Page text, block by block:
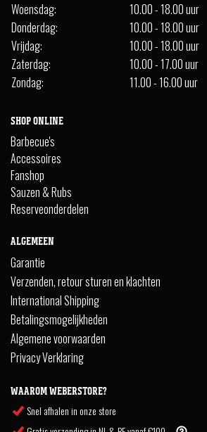
Woensdag:
10.00 - 18.00 uur
Donderdag:
10.00 - 18.00 uur
Vrijdag:
10.00 - 18.00 uur
Zaterdag:
10.00 - 17.00 uur
Zondag:
11.00 - 16.00 uur
SHOP ONLINE
Barbecue's
Accessoires
Fanshop
Sauzen & Rubs
Reserveonderdelen
ALGEMEEN
Garantie
Verzenden, retour sturen en klachten
International Shipping
Betalingsmogelijkheden
Algemene voorwaarden
Privacy Verklaring
WAAROM WEBERSTORE?
Snel afhalen in onze store